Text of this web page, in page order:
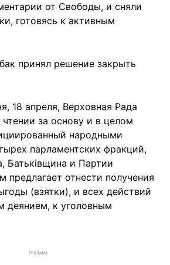
от Свободы, и сняли
готовясь к активным
принял решение закрыть
18 апреля, Верховная Рада
за основу и в целом
народными
парламентских фракций,
Батьківщина и Партии
предлагает отнести получения
(взятки), и всех действий
деянием, к уголовным
РЕКЛАМА